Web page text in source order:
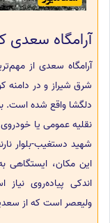
آرامگاه
آرامگاه سعدی از
شرق شیراز و در دامنه
دلگشا واقع شده است.
نقلیه عمومی یا
شهید دستغیب-بلوار
این مکان، ایستگاهی
اندکی پیاده‌روی نیاز
ولیعصر است که از